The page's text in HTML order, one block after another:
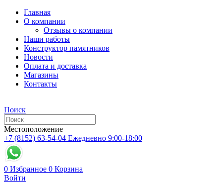
Главная
О компании
Отзывы о компании
Наши работы
Конструктор памятников
Новости
Оплата и доставка
Магазины
Контакты
Поиск
Местоположение
+7 (8152) 63-54-04 Ежедневно 9:00-18:00
0 Избранное 0 Корзина
Войти